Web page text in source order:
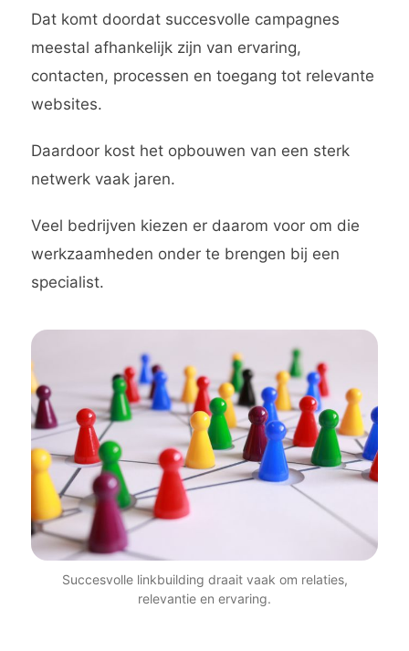
Dat komt doordat succesvolle campagnes
meestal afhankelijk zijn van ervaring,
contacten, processen en toegang tot relevante
websites.
Daardoor kost het opbouwen van een sterk
netwerk vaak jaren.
Veel bedrijven kiezen er daarom voor om die
werkzaamheden onder te brengen bij een
specialist.
Succesvolle linkbuilding draait vaak om relaties,
relevantie en ervaring.